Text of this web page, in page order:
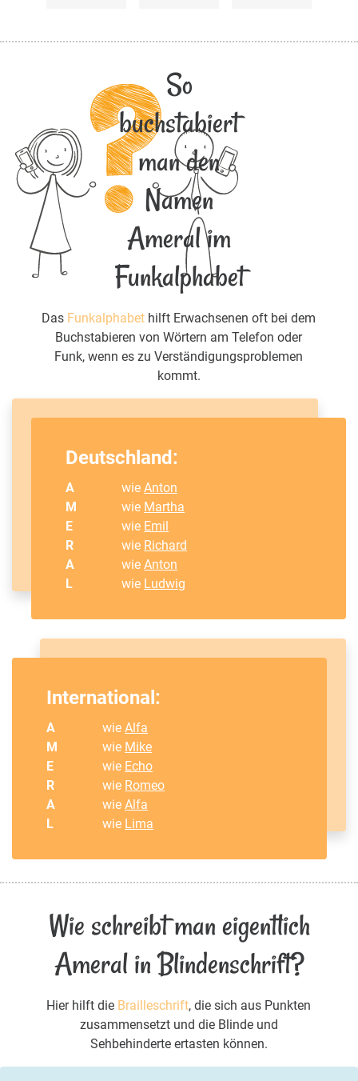
So
buchstabiert
man den
Namen
Ameral im
Funkalphabet
Das Funkalphabet hilft Erwachsenen oft bei dem
Buchstabieren von Wörtern am Telefon oder
Funk, wenn es zu Verständigungsproblemen
kommt.
Deutschland:
A wieAnton
M
wie Martha
E
wie Emil
R
wie Richard
A
wieAnton
L
wie Ludwig
International:
A wieAlfa
M
wie Mike
E
wie Echo
R
wie Romeo
A
wieAlfa
L
wie Lima
Wie schreibt man eigentlich
Ameral in Blindenschrift?
Hier hilft die Brailleschrift, die sich aus Punkten
zusammensetzt und die Blinde und
Sehbehinderte ertasten können.